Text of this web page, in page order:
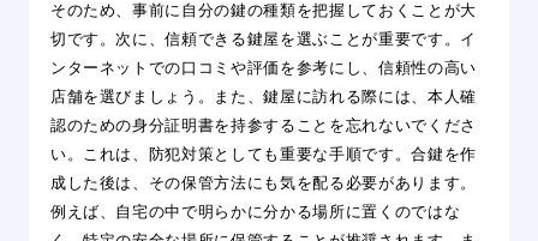
そのため、事前に自分の鍵の種類を把握しておくことが大
切です。次に、信頼できる鍵屋を選ぶことが重要です。イ
ンターネットでの口コミや評価を参考にし、信頼性の高い
店舗を選びましょう。また、鍵屋に訪れる際には、本人確
認のための身分証明書を持参することを忘れないでくださ
い。これは、防犯対策としても重要な手順です。合鍵を作
成した後は、その保管方法にも気を配る必要があります。
例えば、自宅の中で明らかに分かる場所に置くのではな